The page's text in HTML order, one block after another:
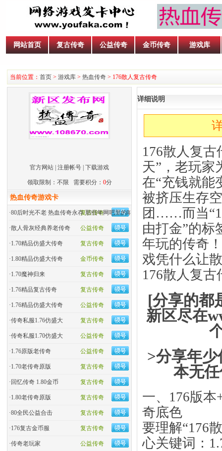
网站首页 复古传奇 公益传奇 金币传奇 游戏库
当前位置： 首页 > 游戏库 > 热血传奇 > 176散人复古传奇
官方网站 注册帐号 下载游戏
领取限制：不限 需要积分： 0分
热血传奇游戏卡
复古传奇
·80后时光不老 热血传奇永存 那些年网吧里的呐喊
公益传奇
·散人骨灰经典养老传奇
复古传奇
·1.70精品仿盛大传奇
金币传奇
·1.80精品仿盛大传奇
复古传奇
·1.70魔神归来
复古传奇
·1.76精品复古传奇
公益传奇
·1.76精品仿盛大传奇
复古传奇
·传奇私服1.76仿盛大
公益传奇
·传奇私服1.70仿盛大
公益传奇
·1.76原版老传奇
复古传奇
·1.70老传奇原版
复古传奇
· 回忆传奇 1.80金币
复古传奇
·1.80老传奇原版
复古传奇
·80全民公益合击
复古传奇
·176复古金币服
公益传奇
·传奇老玩家
详细说明
176散人复
天”，老玩家
在“充钱就能
被挤压生存
团……而当
由打金”的标
年玩的传奇
戏凭什么让
176散人复古
[分享的都
新区尽在
>分享年
本无
一、176版
奇底色
要理解“176
心关键词：​